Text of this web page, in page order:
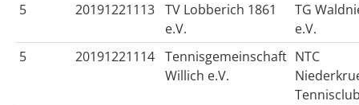
5
20191221113 TV Lobberich 1861
e.V.
TG
e.V.
5
20191221114 Tennisgemeinschaft
Willich e.V.
NTC